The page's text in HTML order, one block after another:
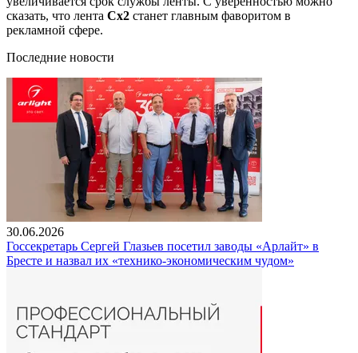
сказать, что лента Сх2 станет главным фаворитом в
рекламной сфере.
Последние новости
30.06.2026
Госсекретарь Сергей Глазьев посетил заводы «Арлайт» в
Бресте и назвал их «технико-экономическим чудом»